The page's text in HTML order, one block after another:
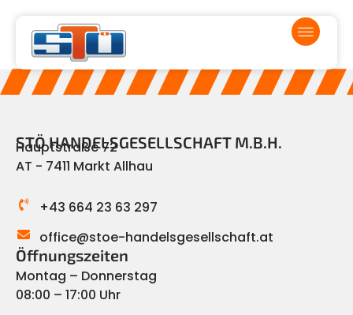
STÖ HANDELSGESELLSCHAFT M.B.H.
Hauptstraße 72
AT - 7411 Markt Allhau
+43 664 23 63 297
office@stoe-handelsgesellschaft.at
Öffnungszeiten
Montag – Donnerstag
08:00 – 17:00 Uhr